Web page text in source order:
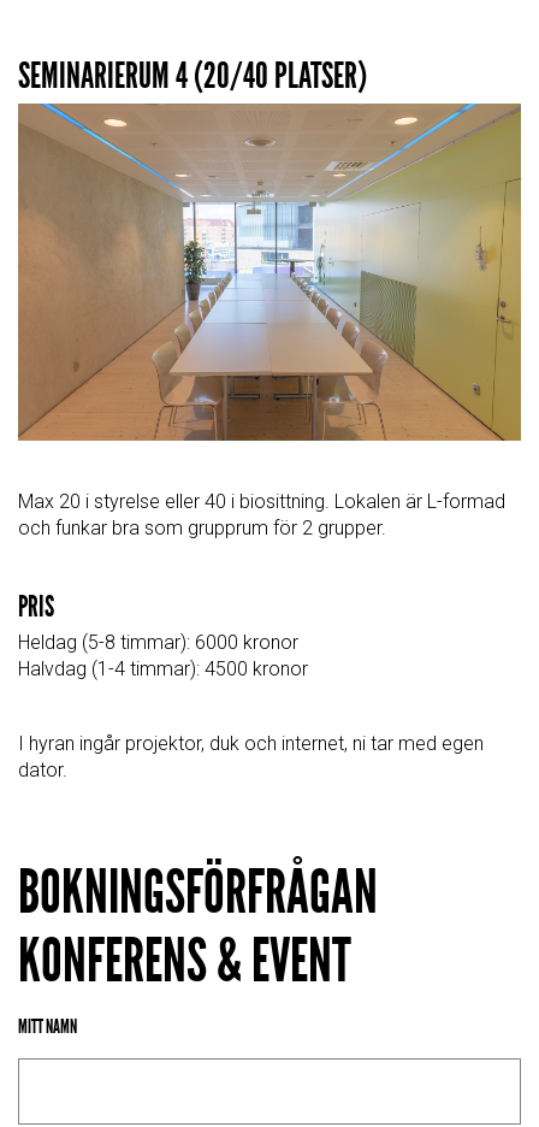
SEMINARIERUM 4 (20/40 PLATSER)
Max 20 i styrelse eller 40 i biosittning. Lokalen är L-formad
och funkar bra som grupprum för 2 grupper.
PRIS
Heldag (5-8 timmar): 6000 kronor
Halvdag (1-4 timmar): 4500 kronor
I hyran ingår projektor, duk och internet, ni tar med egen
dator.
BOKNINGSFÖRFRÅGAN
KONFERENS & EVENT
MITT NAMN